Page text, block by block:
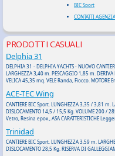
BIC Sport
CONTATTI AGENZIA
PRODOTTI CASUALI
Delphia 31
DELPHIA 31 - DELPHIA YACHTS - NUOVO
LARGHEZZA 3,40 m. PESCAGGIO 1,85 m.
VELICA 45,35 mq. VELE Randa, Fiocco. MOTORE
ACE-TEC Wing
CANTIERE BIC Sport. LUNGHEZZA 3,35 / 3,81 m.
DISLOCAMENTO 14,5 / 15,5 Kg. VOLUME 200 /
Vetro, Resina epox., ASA CARATTERISTICHE
Trinidad
CANTIERE BIC Sport. LUNGHEZZA 3,59 m.
DISLOCAMENTO 28,5 Kg. RISERVA DI